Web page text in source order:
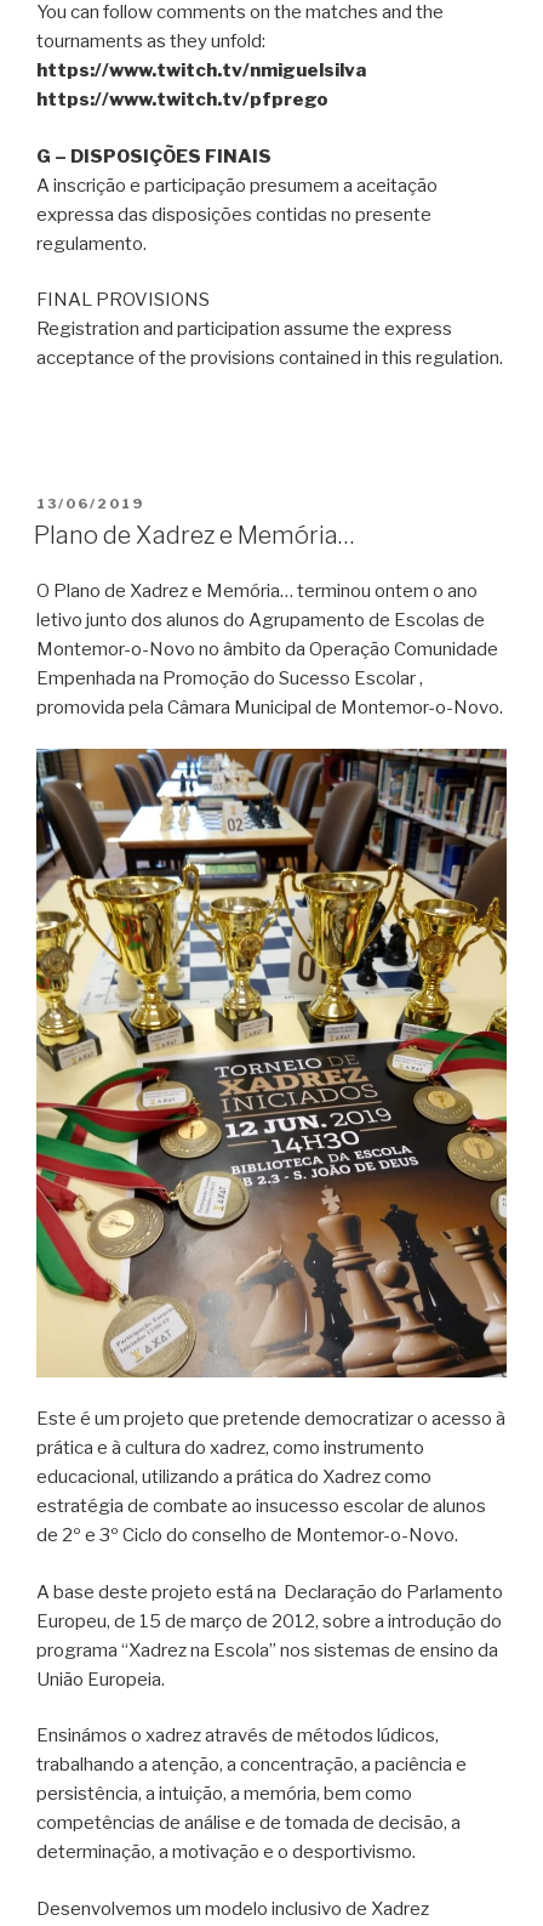
You can follow comments on the matches and the
tournaments as they unfold:
https://www.twitch.tv/nmiguelsilva
https://www.twitch.tv/pfprego
G – DISPOSIÇÕES FINAIS
A inscrição e participação presumem a aceitação
expressa das disposições contidas no presente
regulamento.
FINAL PROVISIONS
Registration and participation assume the express
acceptance of the provisions contained in this regulation.
PUBLICADO
EM
13/06/2019
Plano de Xadrez e Memória…
O Plano de Xadrez e Memória… terminou ontem o ano
letivo junto dos alunos do Agrupamento de Escolas de
Montemor-o-Novo no âmbito da Operação Comunidade
Empenhada na Promoção do Sucesso Escolar ,
promovida pela Câmara Municipal de Montemor-o-Novo.
Este é um projeto que pretende democratizar o acesso à
prática e à cultura do xadrez, como instrumento
educacional, utilizando a prática do Xadrez como
estratégia de combate ao insucesso escolar de alunos
de 2º e 3º Ciclo do conselho de Montemor-o-Novo.
A base deste projeto está na Declaração do Parlamento
Europeu, de 15 de março de 2012, sobre a introdução do
programa “Xadrez na Escola” nos sistemas de ensino da
União Europeia.
Ensinámos o xadrez através de métodos lúdicos,
trabalhando a atenção, a concentração, a paciência e
persistência, a intuição, a memória, bem como
competências de análise e de tomada de decisão, a
determinação, a motivação e o desportivismo.
Desenvolvemos um modelo inclusivo de Xadrez